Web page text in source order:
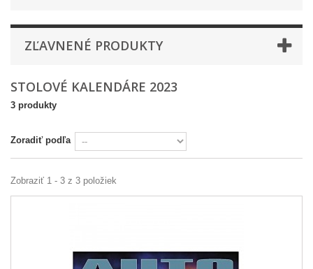
ZĽAVNENÉ PRODUKTY
STOLOVÉ KALENDÁRE 2023
3 produkty
Zoradiť podľa
Zobraziť 1 - 3 z 3 položiek